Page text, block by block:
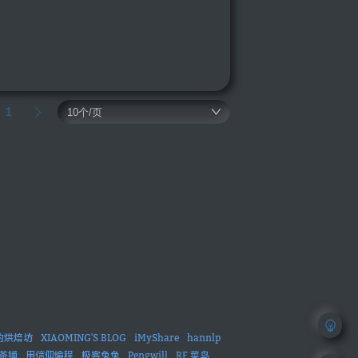
1
烘焙坊 XIAOMING'S BLOG iMyShare
hannlp
铺
用信仰编程 极客兔兔 Pengwill RF 菜鸟